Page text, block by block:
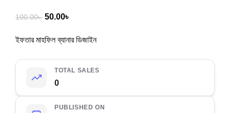
100.00৳ 50.00৳
ইফতার মাহফিল ব্যানার ডিজাইন
TOTAL SALES
0
PUBLISHED ON